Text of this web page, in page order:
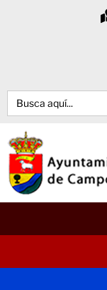
Buscar: